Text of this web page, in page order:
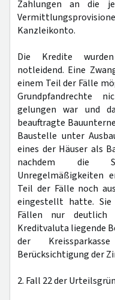
Zahlungen an die
Kanzleikonto.
Die Kredite
notleidend. Eine
einem Teil der Fälle
Grundpfandrechte
gelungen war und
beauftragte
Baustelle unter
eines der Häuser als
nachdem die
Unregelmäßigkeiten
Teil der Fälle noch
eingestellt hatte. Sie
Fällen nur deutlich
Kreditvaluta liegende
der
Berücksichtigung der
2. Fall 22 der